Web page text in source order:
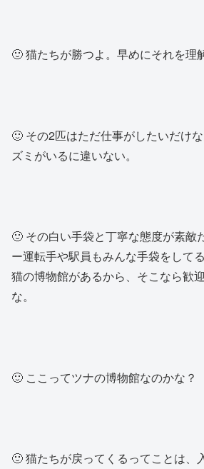
🙂 猫たちが勝つよ。早めにそれを理
🙂 その2匹はただ仕事がしたいだけ
ズミがいるに違いない。
🙂 その白い手袋と丁寧な態度が素敵
ー運転手や駅員もみんな手袋をして
猫の博物館があるから、そこなら歓
な。
🙂 ここってツナの博物館なのかな？
🙂 猫たちが戻ってくるってことは、